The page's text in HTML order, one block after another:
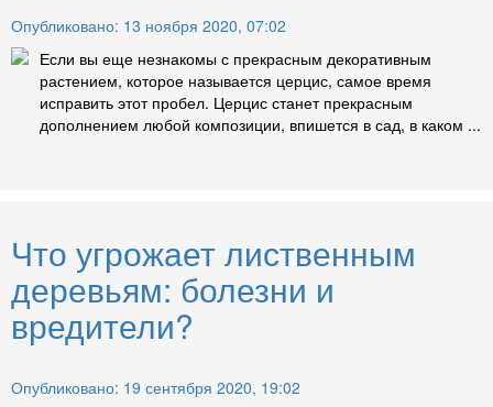
Опубликовано: 13 ноября 2020, 07:02
Если вы еще незнакомы с прекрасным декоративным
растением, которое называется церцис, самое время
исправить этот пробел. Церцис станет прекрасным
дополнением любой композиции, впишется в сад, в каком ...
Что угрожает лиственным
деревьям: болезни и
вредители?
Опубликовано: 19 сентября 2020, 19:02